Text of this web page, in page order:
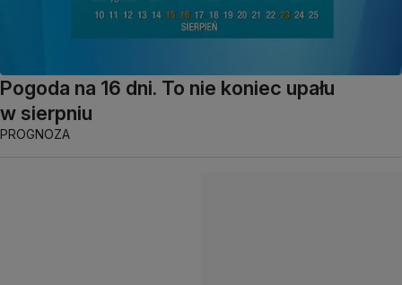
Pogoda na 16 dni. To nie koniec upału
w sierpniu
PROGNOZA